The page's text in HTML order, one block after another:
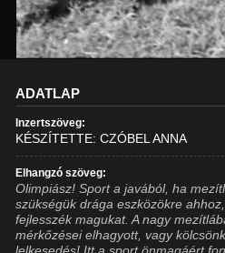
ADATLAP
Inzertszöveg:
KÉSZÍTETTE: CZÓBEL ANNA
Elhangzó szöveg:
Olimpiász! Sport a javából, ha
szükségük drága eszközökre
fejlesszék magukat. A nagy
mérkőzései elhagyott, vagy